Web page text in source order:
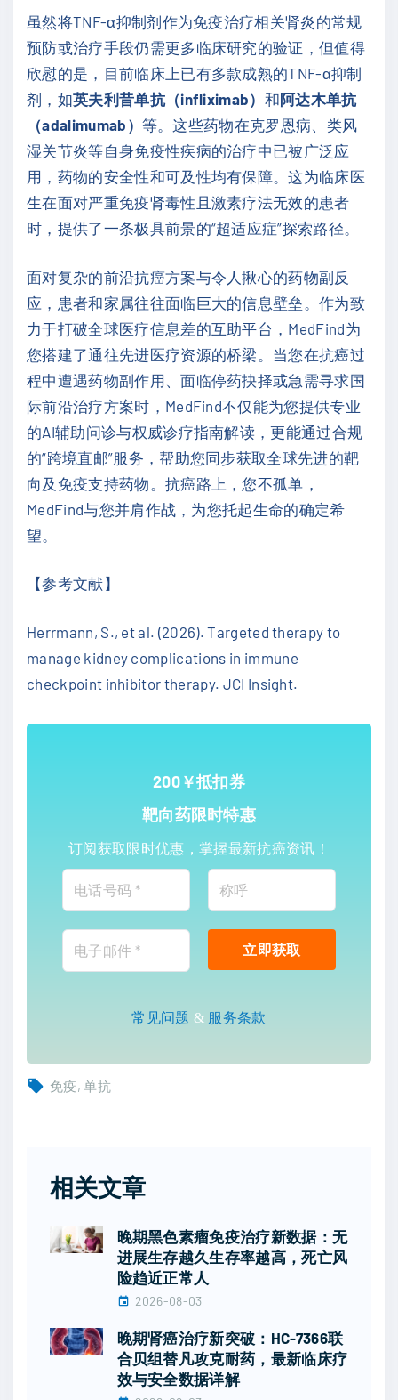
虽然将TNF-α抑制剂作为免疫治疗相关肾炎的常规
预防或治疗手段仍需更多临床研究的验证，但值得
欣慰的是，目前临床上已有多款成熟的TNF-α抑制
剂，如英夫利昔单抗（infliximab） 和阿达木单抗
（adalimumab） 等。这些药物在克罗恩病、类风
湿关节炎等自身免疫性疾病的治疗中已被广泛应
用，药物的安全性和可及性均有保障。这为临床医
生在面对严重免疫肾毒性且激素疗法无效的患者
时，提供了一条极具前景的“超适应症”探索路径。
面对复杂的前沿抗癌方案与令人揪心的药物副反
应，患者和家属往往面临巨大的信息壁垒。作为致
力于打破全球医疗信息差的互助平台，MedFind为
您搭建了通往先进医疗资源的桥梁。当您在抗癌过
程中遭遇药物副作用、面临停药抉择或急需寻求国
际前沿治疗方案时，MedFind不仅能为您提供专业
的AI辅助问诊与权威诊疗指南解读，更能通过合规
的“跨境直邮”服务，帮助您同步获取全球先进的靶
向及免疫支持药物。抗癌路上，您不孤单，
MedFind与您并肩作战，为您托起生命的确定希
望。
【参考文献】
Herrmann, S., et al. (2026). Targeted therapy to
manage kidney complications in immune
checkpoint inhibitor therapy. JCI Insight.
200￥抵扣券
靶向药限时特惠
订阅获取限时优惠，掌握最新抗癌资讯！
常见问题 & 服务条款
免疫 单抗
相关文章
晚期黑色素瘤免疫治疗新数据：无
进展生存越久生存率越高，死亡风
险趋近正常人
2026-08-03
晚期肾癌治疗新突破：HC-7366联
合贝组替凡攻克耐药，最新临床疗
效与安全数据详解